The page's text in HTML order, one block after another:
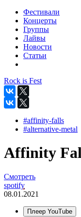
Фестивали
Концерты
Группы
Лайвы
Новости
Статьи
Rock is Fest
#affinity-falls
#alternative-metal
Affinity
Смотреть
spotify
08.01.2021
Плеер YouTube